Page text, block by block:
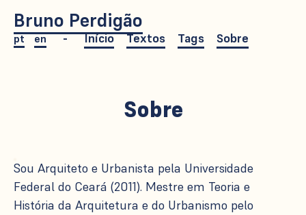
Bruno Perdigão
pt en Início Textos Tags Sobre
Sobre
Sou Arquiteto e Urbanista pela Universidade
Federal do Ceará (2011). Mestre em Teoria e
História da Arquitetura e do Urbanismo pelo